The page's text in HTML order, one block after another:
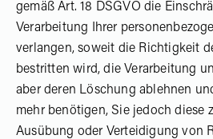
gemäß Art. 18 DSGVO die
Verarbeitung Ihrer
verlangen, soweit die Richtigkeit
bestritten wird, die Verarbeitung
aber deren Löschung ablehnen
mehr benötigen, Sie jedoch diese
Ausübung oder Verteidigung von